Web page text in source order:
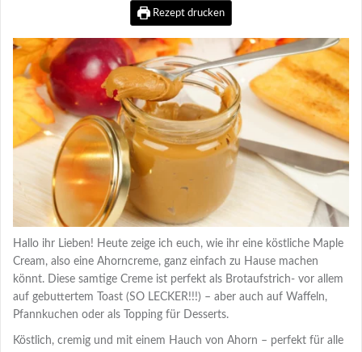
Rezept drucken
Hallo ihr Lieben! Heute zeige ich euch, wie ihr eine köstliche Maple
Cream, also eine Ahorncreme, ganz einfach zu Hause machen
könnt. Diese samtige Creme ist perfekt als Brotaufstrich- vor allem
auf gebuttertem Toast (SO LECKER!!!) – aber auch auf Waffeln,
Pfannkuchen oder als Topping für Desserts.
Köstlich, cremig und mit einem Hauch von Ahorn – perfekt für alle